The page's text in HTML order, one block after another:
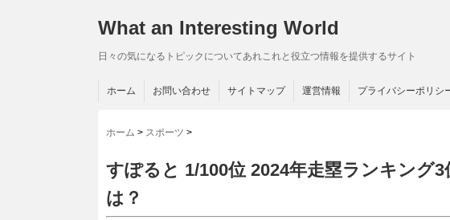
What an Interesting World
日々の気になるトピックについてあれこれと役立つ情報を提供するサイト
ホーム お問い合わせ サイトマップ 運営情報 プライバシーポリシ
ホーム > スポーツ >
すぽると 1/100位 2024年走塁ランキング
は？